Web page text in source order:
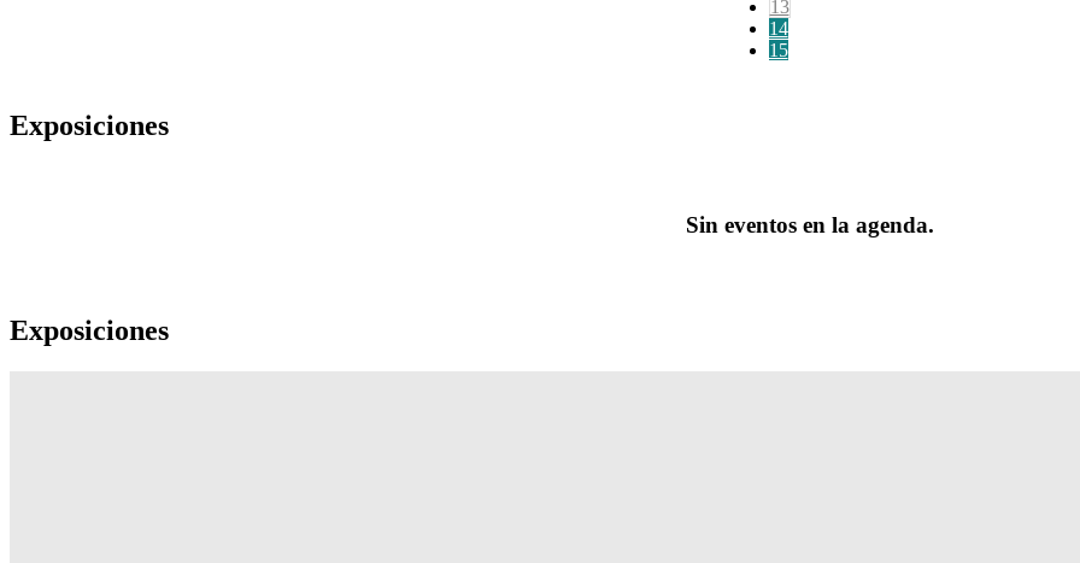
13
14
15
Exposiciones
Sin eventos en la agenda.
Exposiciones